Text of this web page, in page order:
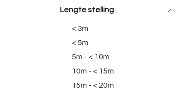
Lengte stelling
< 3m
< 5m
5m - < 10m
10m - < 15m
15m - < 20m